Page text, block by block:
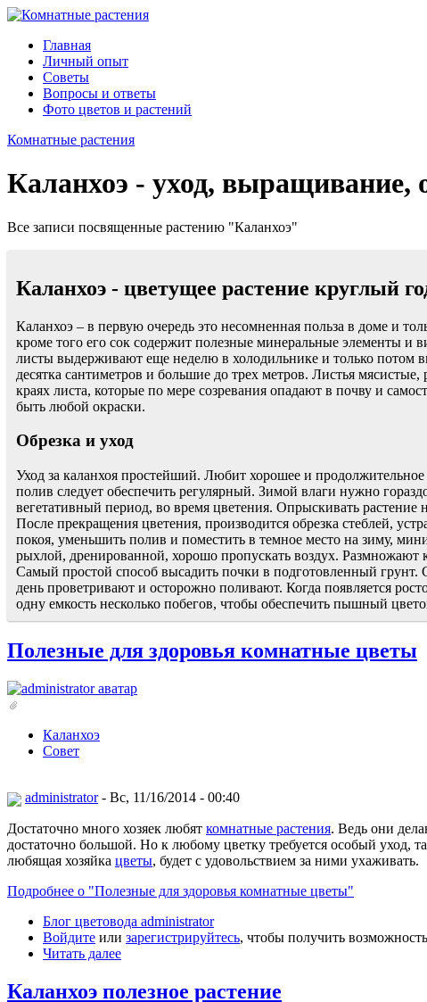
Главная
Личный опыт
Советы
Вопросы и ответы
Фото цветов и растений
Комнатные растения
Каланхоэ - уход, выращивание,
Все записи посвященные растению "Каланхоэ"
Каланхоэ - цветущее растение круглый
Каланхоэ – в первую очередь это несомненная польза в доме и
кроме того его сок содержит полезные минеральные элементы и
листы выдерживают еще неделю в холодильнике и только потом
десятка сантиметров и большие до трех метров. Листья
краях листа, которые по мере созревания опадают в почву и
быть любой окраски.
Обрезка и уход
Уход за каланхоя простейший. Любит хорошее и
полив следует обеспечить регулярный. Зимой влаги нужно
вегетативный период, во время цветения. Опрыскивать
После прекращения цветения, производится обрезка стеблей,
покоя, уменьшить полив и поместить в темное место на зиму,
рыхлой, дренированной, хорошо пропускать воздух. Размножают
Самый простой способ высадить почки в подготовленный грунт.
день проветривают и осторожно поливают. Когда появляется
одну емкость несколько побегов, чтобы обеспечить пышный
Полезные для здоровья комнатные цветы
Каланхоэ
Совет
administrator- Вс, 11/16/2014 - 00:40
Достаточно много хозяек любят комнатные растения. Ведь они
достаточно большой. Но к любому цветку требуется особый уход,
любящая хозяйка цветы, будет с удовольствием за ними ухаживать.
Подробнее о "Полезные для здоровья комнатные цветы"
Блог цветовода administrator
Войдите или зарегистрируйтесь, чтобы получить
Читать далее
Каланхоэ полезное растение